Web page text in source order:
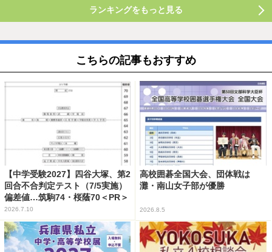
ランキングをもっと見る
こちらの記事もおすすめ
【中学受験2027】四谷大塚、第2
回合不合判定テスト（7/5実施）
偏差値…筑駒74・桜蔭70＜PR＞
2026.7.10
高校囲碁全国大会、団体戦は
灘・南山女子部が優勝
2026.8.5